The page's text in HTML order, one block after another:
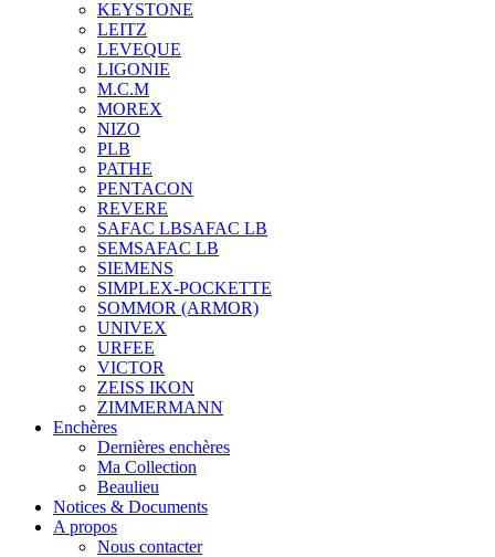
KEYSTONE
LEITZ
LEVEQUE
LIGONIE
M.C.M
MOREX
NIZO
PLB
PATHE
PENTACON
REVERE
SAFAC LBSAFAC LB
SEMSAFAC LB
SIEMENS
SIMPLEX-POCKETTE
SOMMOR (ARMOR)
UNIVEX
URFEE
VICTOR
ZEISS IKON
ZIMMERMANN
Enchères
Dernières enchères
Ma Collection
Beaulieu
Notices & Documents
A propos
Nous contacter